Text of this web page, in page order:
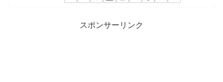
スポンサーリンク